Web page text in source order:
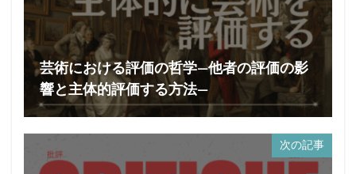
芸術における評価の哲学—他者の評価の影
響と主体的評価する方法—
次の記事